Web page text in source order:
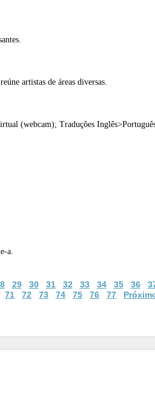
artistas de áreas diversas.
(webcam); Traduções
a.
29 30 31 32 33 34 35 36
71 72 73 74 75 76 77